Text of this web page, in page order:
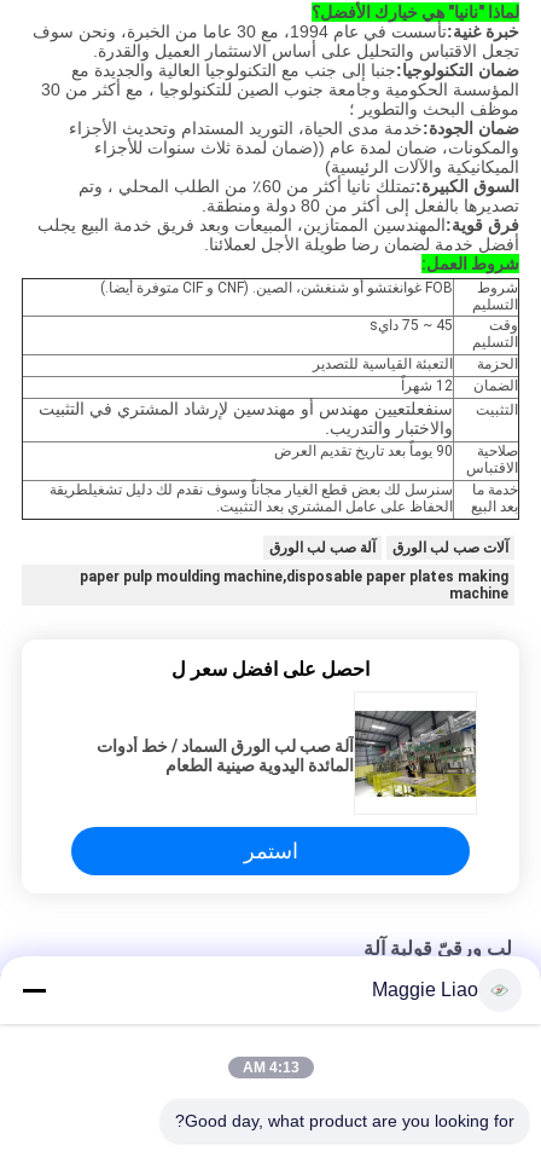
لماذا "نانيا" هي خيارك الأفضل؟
خبرة غنية:
تأسست في عام 1994، مع 30 عاما من الخبرة، ونحن سوف
تجعل الاقتباس والتحليل على أساس الاستثمار العميل والقدرة.
ضمان التكنولوجيا:جنبا إلى جنب مع التكنولوجيا العالية والجديدة مع
المؤسسة الحكومية وجامعة جنوب الصين للتكنولوجيا ، مع أكثر من 30
موظف البحث والتطوير ؛
ضمان الجودة:خدمة مدى الحياة، التوريد المستدام وتحديث الأجزاء
والمكونات، ضمان لمدة عام ((ضمان لمدة ثلاث سنوات للأجزاء
الميكانيكية والآلات الرئيسية)
السوق الكبيرة:
تمتلك نانيا أكثر من 60٪ من الطلب المحلي ، وتم
تصديرها بالفعل إلى أكثر من 80 دولة ومنطقة.
فرق قوية:المهندسين الممتازين، المبيعات وبعد فريق خدمة البيع يجلب
أفضل خدمة لضمان رضا طويلة الأجل لعملائنا.
شروط العمل:
شروط
التسليم
FOB غوانغتشو أو شنغشن، الصين. (CNF و CIF متوفرة أيضا.)
وقت
التسليم
45 ~ 75 دا يs
الحزمة
التعبئة القياسية للتصدير
الضمان
12 شهراً
التثبيت
سنفعلتعيين مهندس أو مهندسين لإرشاد المشتري في التثبيت
والاختبار والتدريب.
صلاحية
الاقتباس
90 يوماً بعد تاريخ تقديم العرض
خدمة ما
بعد البيع
سنرسل لك بعض قطع الغيار مجاناً وسوف نقدم لك دليل تشغيلطريقة
الحفاظ على عامل المشتري بعد التثبيت.
آلات صب لب الورق
آلة صب لب الورق
paper pulp moulding machine,disposable paper plates making
machine
احصل على افضل سعر ل
آلة صب لب الورق السماد / خط أدوات
المائدة اليدوية صينية الطعام
استمر
لب ورقيّ قولبة آلة
حزمة الصناعية ضرار لب الورق صب درج البيض تشكيل آلة/1 اسطوانة
Maggie Liao
4:13 AM
Good day, what product are you looking for?